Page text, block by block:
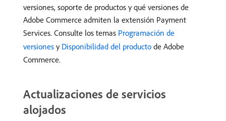
versiones, soporte de productos y qué versiones de
Adobe Commerce admiten la extensión Payment
Services. Consulte los temas Programación de
versiones y Disponibilidad del producto de Adobe
Commerce.
Actualizaciones de servicios
alojados